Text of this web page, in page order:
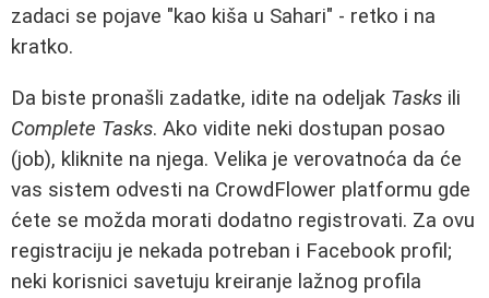
zadaci se pojave "kao kiša u Sahari" - retko i na
kratko.
Da biste pronašli zadatke, idite na odeljak Tasks ili
Complete Tasks. Ako vidite neki dostupan posao
(job), kliknite na njega. Velika je verovatnoća da će
vas sistem odvesti na CrowdFlower platformu gde
ćete se možda morati dodatno registrovati. Za ovu
registraciju je nekada potreban i Facebook profil;
neki korisnici savetuju kreiranje lažnog profila